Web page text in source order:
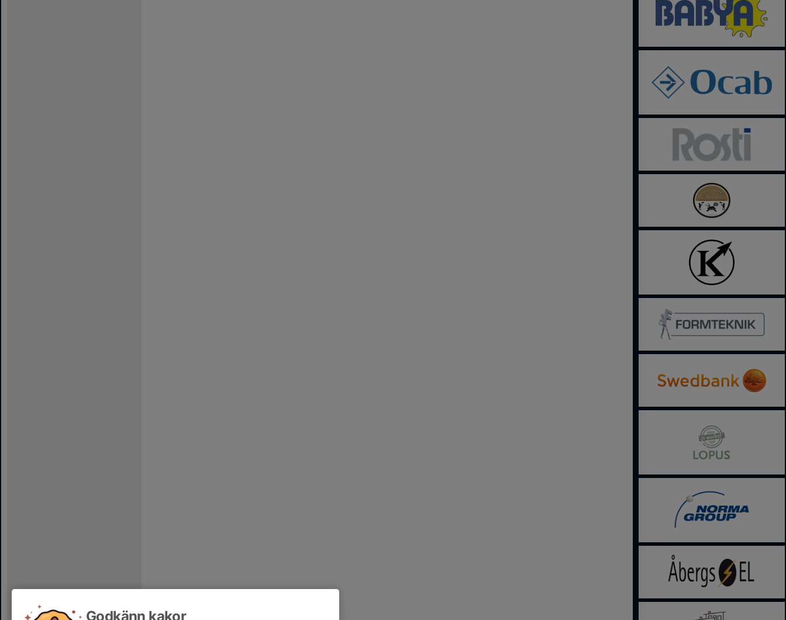
Godkänn kakor